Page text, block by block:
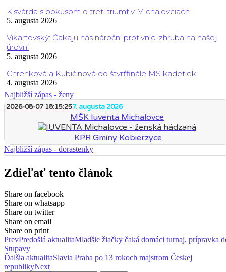
Kisvárda s pokusom o tretí triumf v Michalovciach
5. augusta 2026
Vikartovský: Čakajú nás nároční protivníci zhruba na našej
úrovni
5. augusta 2026
Chrenková a Kubičinová do štvrťfinále MS kadetiek
4. augusta 2026
Najbližší zápas - ženy
2026-08-07 18:15:257. augusta 2026
MŠK Iuventa Michalovce
KPR Gminy Kobierzyce
Najbližší zápas - dorastenky
Zdieľať tento článok
Share on facebook
Share on whatsapp
Share on twitter
Share on email
Share on print
PrevPredošlá aktualitaMladšie žiačky čaká domáci turnaj, prípravka
Stupavy
Ďalšia aktualitaSlavia Praha po 13 rokoch majstrom Českej
republikyNext